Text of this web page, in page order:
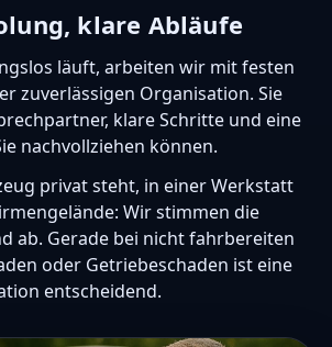
klare Abläufe
läuft, arbeiten wir mit festen
zuverlässigen Organisation. Sie
klare Schritte und eine
nachvollziehen können.
privat steht, in einer Werkstatt
Wir stimmen die
ab. Gerade bei nicht fahrbereiten
oder Getriebeschaden ist eine
entscheidend.